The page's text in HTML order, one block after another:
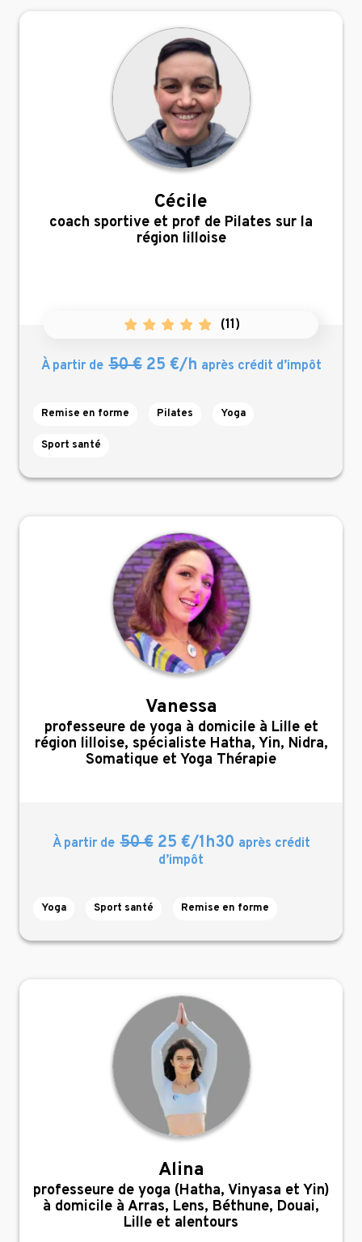
Cécile
,
coach sportive et prof de Pilates sur la
région lilloise
(11)
À partir de 50 €25 €/h après crédit d’impôt
Remise en forme Pilates Yoga
Sport santé
Vanessa
,
professeure de yoga à domicile à Lille et
région lilloise, spécialiste Hatha, Yin, Nidra,
Somatique et Yoga Thérapie
À partir de 50 €25 €/1h30 après crédit
d’impôt
Yoga Sport santé Remise en forme
Alina
,
professeure de yoga (Hatha, Vinyasa et Yin)
à domicile à Arras, Lens, Béthune, Douai,
Lille et alentours